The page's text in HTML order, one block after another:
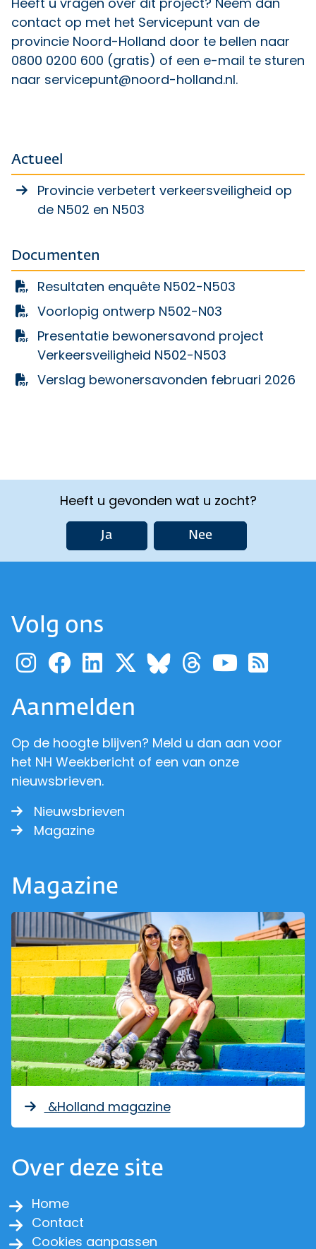
contact op met het Servicepunt van de
provincie Noord-Holland door te bellen naar
0800 0200 600 (gratis) of een e-mail te sturen
naar servicepunt@noord-holland.nl.
Actueel
Provincie verbetert verkeersveiligheid op
de N502 en N503
Documenten
Resultaten enquête N502-N503
Voorlopig ontwerp N502-N03
Presentatie bewonersavond project
Verkeersveiligheid N502-N503
Verslag bewonersavonden februari 2026
Heeft u gevonden wat u zocht?
Ja Nee
Volg ons
Ga naar de pagina van
Ga naar de pagina
Ga naar de
Ga naar de
Ga naar de
Ga naar
Ga
Aanmelden
Op de hoogte blijven? Meld u dan aan voor
het NH Weekbericht of een van onze
nieuwsbrieven.
Nieuwsbrieven
Magazine
Magazine
&Holland magazine
Over deze site
Home
Contact
Cookies aanpassen